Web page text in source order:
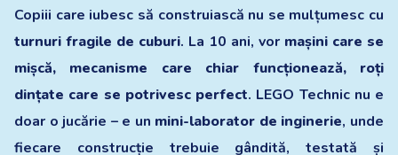
Copiii care iubesc să construiască nu se mulțumesc cu
turnuri fragile de cuburi. La 10 ani, vor mașini care se
mișcă, mecanisme care chiar funcționează, roți
dințate care se potrivesc perfect. LEGO Technic nu e
doar o jucărie – e un mini-laborator de inginerie, unde
fiecare construcție trebuie gândită, testată și